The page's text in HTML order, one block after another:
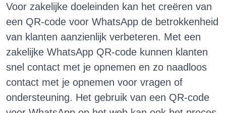
Voor zakelijke doeleinden kan het creëren van
een QR-code voor WhatsApp de betrokkenheid
van klanten aanzienlijk verbeteren. Met een
zakelijke WhatsApp QR-code kunnen klanten
snel contact met je opnemen en zo naadloos
contact met je opnemen voor vragen of
ondersteuning. Het gebruik van een QR-code